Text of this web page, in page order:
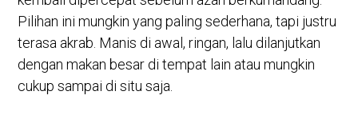
Pilihan ini mungkin yang paling sederhana, tapi justru
terasa akrab. Manis di awal, ringan, lalu dilanjutkan
dengan makan besar di tempat lain atau mungkin
cukup sampai di situ saja.